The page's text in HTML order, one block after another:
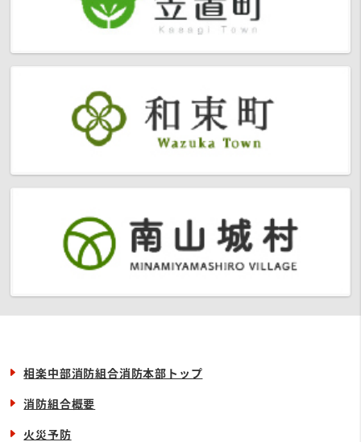
相楽中部消防組合消防本部トップ
消防組合概要
火災予防